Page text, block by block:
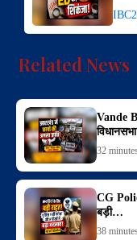
Related News
Vande
32
CG
बड़ी…
38